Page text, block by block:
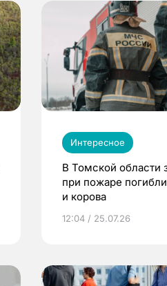
Интересное
В Томской области
при пожаре
и корова
12:04 / 25.07.26